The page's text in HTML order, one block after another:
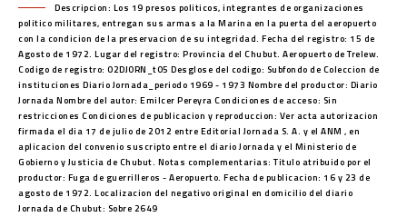
Descripcion: Los 19 presos politicos, integrantes de organizaciones
politico militares, entregan sus armas a la Marina en la puerta del aeropuerto
con la condicion de la preservacion de su integridad. Fecha del registro: 15 de
Agosto de 1972. Lugar del registro: Provincia del Chubut. Aeropuerto de Trelew.
Codigo de registro: 02DJORN_t05 Desglose del codigo: Subfondo de Coleccion de
instituciones Diario Jornada_periodo 1969 - 1973 Nombre del productor: Diario
Jornada Nombre del autor: Emilcer Pereyra Condiciones de acceso: Sin
restricciones Condiciones de publicacion y reproduccion: Ver acta autorizacion
firmada el dia 17 de julio de 2012 entre Editorial Jornada S. A. y el ANM , en
aplicacion del convenio suscripto entre el diario Jornada y el Ministerio de
Gobierno y Justicia de Chubut. Notas complementarias: Titulo atribuido por el
productor: Fuga de guerrilleros - Aeropuerto. Fecha de publicacion: 16 y 23 de
agosto de 1972. Localizacion del negativo original en domicilio del diario
Jornada de Chubut: Sobre 2649